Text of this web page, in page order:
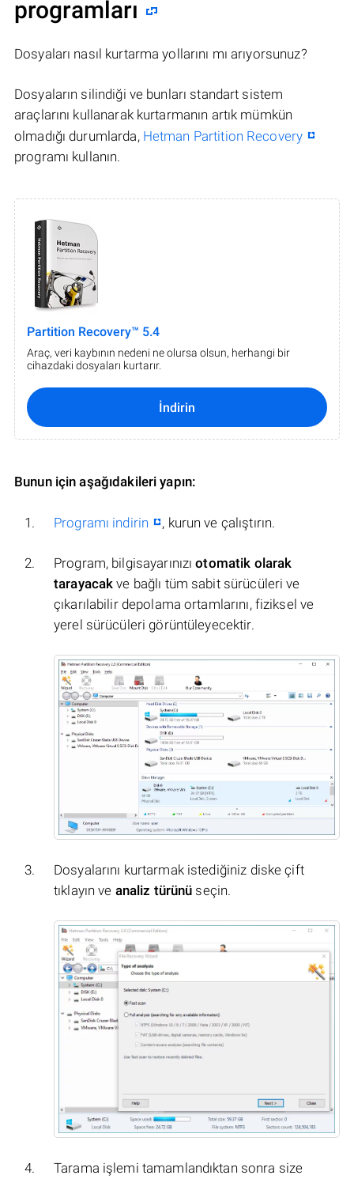
programları
Dosyaları nasıl kurtarma yollarını mı arıyorsunuz?
Dosyaların silindiği ve bunları standart sistem
araçlarını kullanarak kurtarmanın artık mümkün
olmadığı durumlarda, Hetman Partition Recovery
programı kullanın.
Partition Recovery™ 5.4
Araç, veri kaybının nedeni ne olursa olsun, herhangi bir
cihazdaki dosyaları kurtarır.
İndirin
Bunun için aşağıdakileri yapın:
Programı indirin , kurun ve çalıştırın.
Program, bilgisayarınızıotomatik olarak
tarayacak ve bağlı tüm sabit sürücüleri ve
çıkarılabilir depolama ortamlarını, fiziksel ve
yerel sürücüleri görüntüleyecektir.
Dosyalarını kurtarmak istediğiniz diske çift
tıklayın ve analiz türünü seçin.
Tarama işlemi tamamlandıktan sonra size